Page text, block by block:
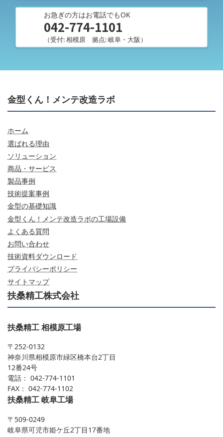
お急ぎの方はお電話でもOK
042-774-1101
（受付: 相模原 拠点: 岐阜・大阪）
金型くん！メンテ改造ラボ
ホーム
選ばれる理由
ソリューション
商品・サービス
製品事例
技術提案事例
金型の基礎知識
金型くん！メンテ改造ラボの工場設備
よくある質問
お問い合わせ
技術資料ダウンロード
プライバシーポリシー
サイトマップ
扶桑精工株式会社
扶桑精工 相模原工場
〒252-0132
神奈川県相模原市緑区橋本台2丁目
12番24号
電話： 042-774-1101
FAX： 042-774-1102
扶桑精工 岐阜工場
〒509-0249
岐阜県可児市姫ケ丘2丁目17番地